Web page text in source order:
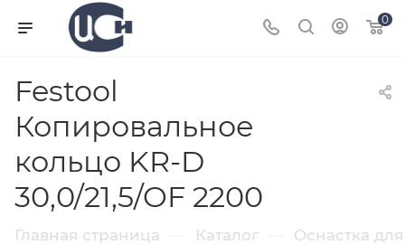
0
Festool
Копировальное
кольцо KR-D
30,0/21,5/OF 2200
Главная страница Каталог Оснастка